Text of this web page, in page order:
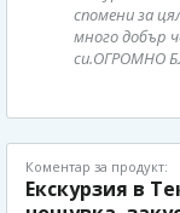
спомени за
много добър
си.ОГРОМНО
Коментар за продукт:
Екскурзия в